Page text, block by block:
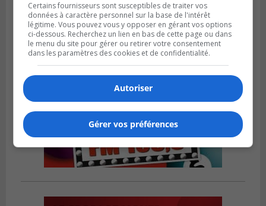
Certains fournisseurs sont susceptibles de traiter vos
données à caractère personnel sur la base de l'intérêt
légitime. Vous pouvez vous y opposer en gérant vos options
ci-dessous. Recherchez un lien en bas de cette page ou dans
le menu du site pour gérer ou retirer votre consentement
dans les paramètres des cookies et de confidentialité.
Autoriser
Gérer vos préférences